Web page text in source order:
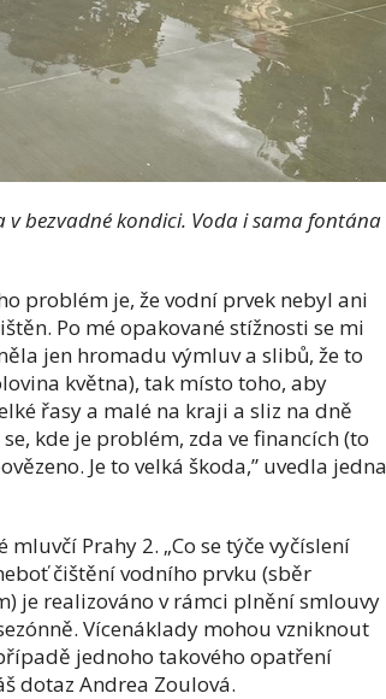
v bezvadné kondici. Voda i sama fontána
problém je, že vodní prvek nebyl ani
Po mé opakované stížnosti se mi
jen hromadu výmluv a slibů, že to
května), tak místo toho, aby
řasy a malé na kraji a sliz na dně
kde je problém, zda ve financích (to
Je to velká škoda,” uvedla jedna
Prahy 2. „Co se týče vyčíslení
čištění vodního prvku (sběr
je realizováno v rámci plnění smlouvy
Vícenáklady mohou vzniknout
jednoho takového opatření
dotaz Andrea Zoulová.